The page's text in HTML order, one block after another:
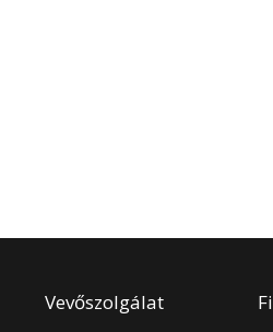
Vevőszolgálat